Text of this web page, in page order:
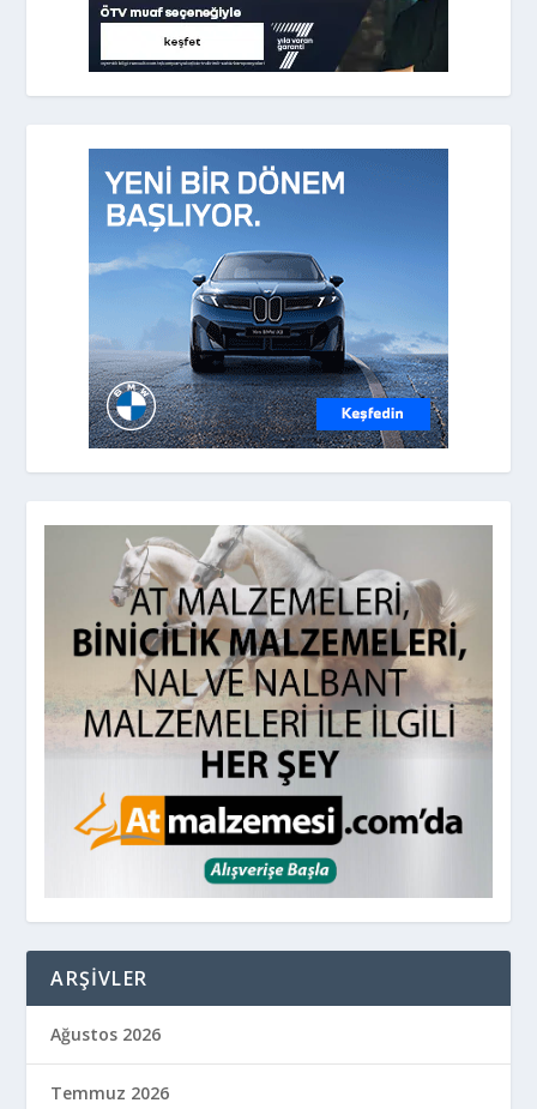
Temmuz 2026
Haziran 2026
Ocak 2026
Aralık 2025
Kasım 2025
Ekim 2025
Eylül 2025
Ağustos 2025
Mayıs 2025
Nisan 2025
Mart 2025
Şubat 2025
Ocak 2025
Kasım 2024
Ekim 2024
Eylül 2024
Ağustos 2024